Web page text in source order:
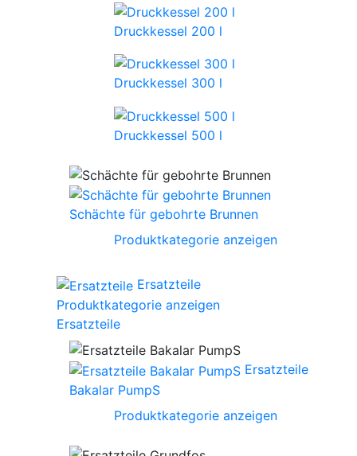
Druckkessel 200 l
Druckkessel 300 l
Druckkessel 500 l
Schächte für gebohrte Brunnen
Produktkategorie anzeigen
Ersatzteile
Produktkategorie anzeigen
Ersatzteile
Ersatzteile
Bakalar PumpS
Produktkategorie anzeigen